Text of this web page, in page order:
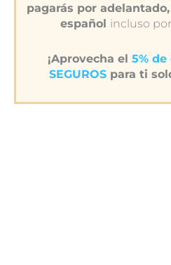
pagarás por adelantado,
español incluso por
¡Aprovecha el 5% de
SEGUROSpara ti